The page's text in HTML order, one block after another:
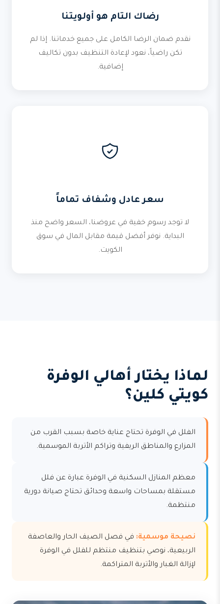
رضاك التام هو أولويتنا
نقدم ضمان الرضا الكامل على جميع خدماتنا. إذا لم
تكن راضياً، نعود لإعادة التنظيف بدون تكاليف
إضافية.
سعر عادل وشفاف تماماً
لا توجد رسوم خفية في عروضنا، السعر واضح منذ
البداية. نوفر أفضل قيمة مقابل المال في سوق
الكويت.
لماذا يختار أهالي الوفرة
كويتي كلين؟
الفلل في الوفرة تحتاج عناية خاصة بسبب القرب من
المزارع والمناطق الريفية وتراكم الأتربة الموسمية.
معظم المنازل السكنية في الوفرة عبارة عن فلل
مستقلة بمساحات واسعة وحدائق تحتاج صيانة دورية
منتظمة.
نصيحة موسمية: في فصل الصيف الحار والعاصفة
الربيعية، نوصي بتنظيف منتظم للفلل في الوفرة
لإزالة الغبار والأتربة المتراكمة.